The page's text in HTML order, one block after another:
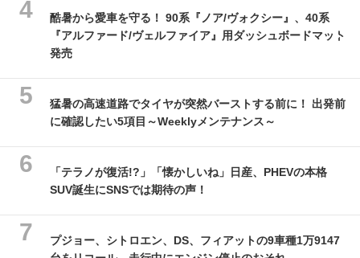
酷暑から愛車を守る！ 90系『ノア/ヴォクシー』、40系
『アルファード/ヴェルファイア』用ダッシュボードマット
発売
猛暑の高速道路でタイヤが突然バーストする前に！ 出発前
に確認したい5項目～Weeklyメンテナンス～
「テラノが復活!?」「懐かしいね」日産、PHEVの本格
SUV誕生にSNSでは期待の声！
プジョー、シトロエン、DS、フィアットの9車種1万9147